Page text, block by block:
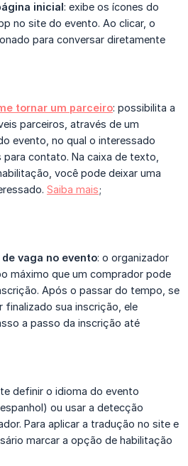
inicial: exibe os ícones do
no site do evento. Ao clicar, o
para conversar diretamente
tornar um parceiro: possibilita a
parceiros, através de um
evento, no qual o interessado
contato. Na caixa de texto,
você pode deixar uma
Saiba mais;
vaga no evento: o organizador
máximo que um comprador pode
Após o passar do tempo, se
finalizado sua inscrição, ele
a passo da inscrição até
definir o idioma do evento
ou usar a detecção
Para aplicar a tradução no site e
marcar a opção de habilitação